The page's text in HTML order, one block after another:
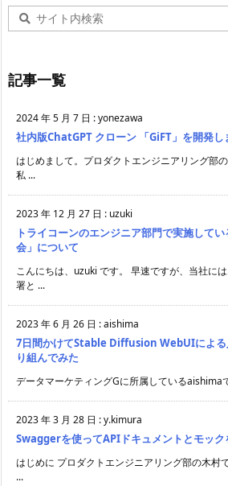
記事一覧
2024 年 5 月 7 日 :yonezawa
社内版ChatGPT クローン 「GiFT」を開発し
はじめまして。プロダクトエンジニアリング部
私 ...
2023 年 12 月 27 日 : uzuki
トライコーンのエンジニア部門で実施して
会」について
こんにちは、uzuki です。 早速ですが、当社に
署と ...
2023 年 6 月 26 日 :aishima
7日間かけてStable Diffusion WebUIによる
り組んでみた
データマーケティングGに所属しているaishima
2023 年 3 月 28 日 :y.kimura
Swaggerを使ってAPIドキュメントとモック
はじめに プロダクトエンジニアリング部の木村
...